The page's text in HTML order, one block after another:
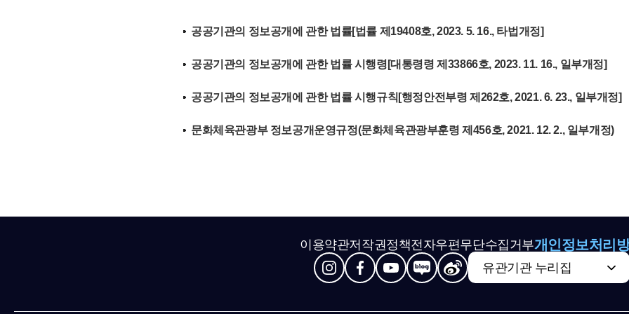
공공기관의 정보공개에 관한 법률[법률 제19408호, 2023. 5. 16., 타법개정]
공공기관의 정보공개에 관한 법률 시행령[대통령령 제33866호, 2023. 11. 16., 일부개정]
공공기관의 정보공개에 관한 법률 시행규칙[행정안전부령 제262호, 2021. 6. 23., 일부개정]
문화체육관광부 정보공개운영규정(문화체육관광부훈령 제456호, 2021. 12. 2., 일부개정)
이용약관저작권정책전자우편무단수집거부개인정보처리
유관기관 누리집